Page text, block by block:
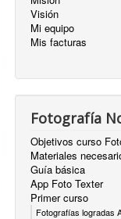
Visión
Mi equipo
Mis facturas
Fotografía
Objetivos curso
Materiales
Guía básica
App Foto Texter
Primer curso
Fotografías logradas